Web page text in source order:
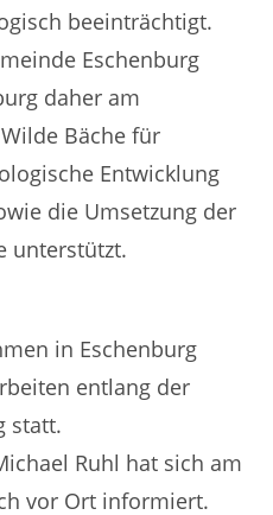
beeinträchtigt.
Eschenburg
daher am
Bäche für
Entwicklung
die Umsetzung der
unterstützt.
in Eschenburg
entlang der
statt.
Ruhl hat sich am
vor Ort informiert.